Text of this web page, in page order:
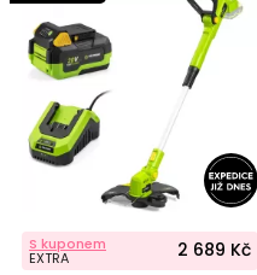
S kuponem
EXTRA 2 689 Kč